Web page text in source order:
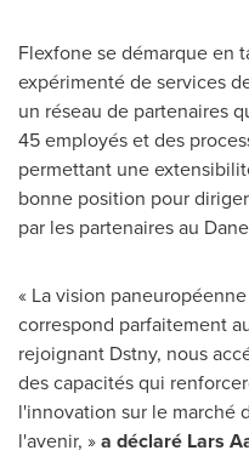
Flexfone se démarque en
expérimenté de services
un réseau de partenaires
45 employés et des
permettant une
bonne position pour
par les partenaires au
« La vision
correspond parfaitement
rejoignant Dstny, nous
des capacités qui
l'innovation sur le marché
l'avenir, »a déclaré Lars